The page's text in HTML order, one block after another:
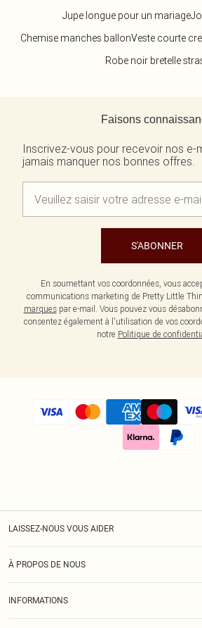
Jupe longue pour un mariage
Chemise manches ballonVeste courte
Robe noir bretelle
Faisons
Inscrivez-vous pour recevoir nos e-
jamais manquer nos bonnes offres.
S'ABONNER
En soumettant vos coordonnées, vous
communications marketing de Pretty Little
marquespar e-mail. Vous pouvez vous
consentez également à l'utilisation de vos
notre Politique de
LAISSEZ-NOUS VOUS AIDER
À PROPOS DE NOUS
INFORMATIONS